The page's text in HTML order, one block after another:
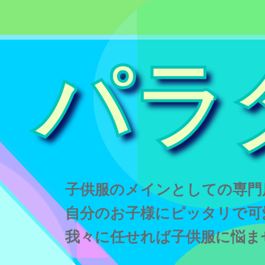
パラ
子供服のメインとしての専
自分のお子様にピッタリで
我々に任せれば子供服に悩